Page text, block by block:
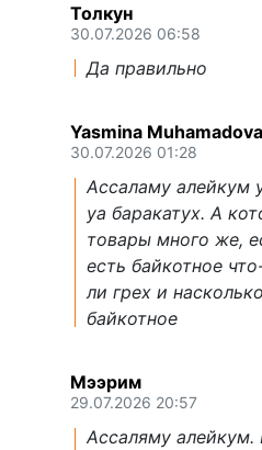
Толкун
30.07.2026 06:58
Да правильно
Yasmina Muhamadova
30.07.2026 01:28
Ассаламу алейкум
уа баракатух. А
товары много же,
есть байкотное
ли грех и
байкотное
Мээрим
29.07.2026 20:57
Ассаляму алейкум.